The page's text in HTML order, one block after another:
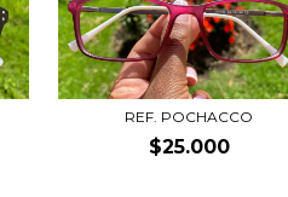
REF. POCHACCO
$25.000